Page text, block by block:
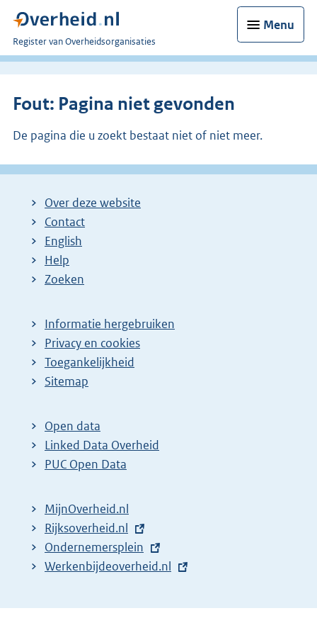
Menu
U
bent
Register van Overheidsorganisaties
Fout: Pagina niet gevonden
De pagina die u zoekt bestaat niet of niet meer.
Over deze website
Contact
English
Help
Zoeken
Informatie hergebruiken
Privacy en cookies
Toegankelijkheid
Sitemap
Open data
Linked Data Overheid
PUC Open Data
MijnOverheid.nl
E
x
t
r
Rijksoverheid.nl
E
x
e
Ondernemersplein
E
t
Werkenbijdeoverheid.nl